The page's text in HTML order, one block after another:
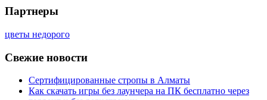
Партнеры
цветы недорого
Свежие новости
Сертифицированные стропы в Алматы
Как скачать игры без лаунчера на ПК бесплатно через